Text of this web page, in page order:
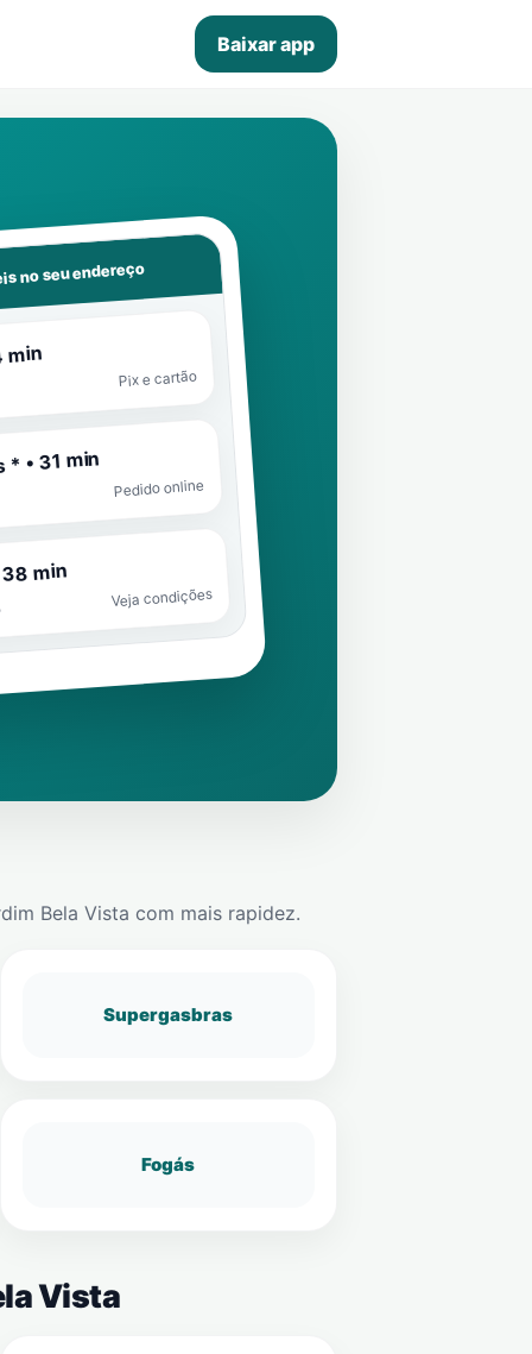
Baixar app
no seu endereço
min
Pix e cartão
• 31 min
Pedido online
min
Veja condições
Bela Vista com mais rapidez.
Supergasbras
Fogás
Vista